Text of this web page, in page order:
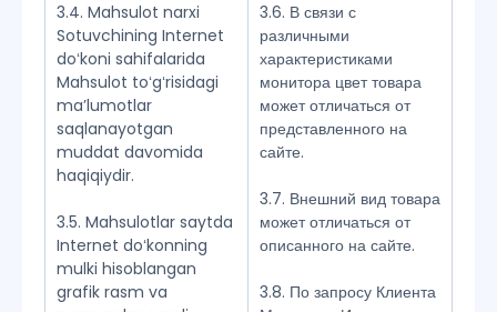
3.4. Mahsulot narxi
Sotuvchining Internet
doʻkoni sahifalarida
Mahsulot toʻgʻrisidagi
maʼlumotlar
saqlanayotgan
muddat davomida
haqiqiydir.
3.5. Mahsulotlar saytda
Internet doʻkonning
mulki hisoblangan
grafik rasm va
3.6. В связи с
различными
характеристиками
монитора цвет товара
может отличаться от
представленного на
сайте.
3.7. Внешний вид товара
может отличаться от
описанного на сайте.
3.8. По запросу Клиента